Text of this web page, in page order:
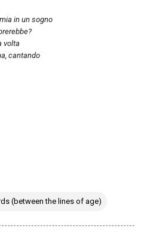
in un sogno
volta
cantando
(between the lines of age)